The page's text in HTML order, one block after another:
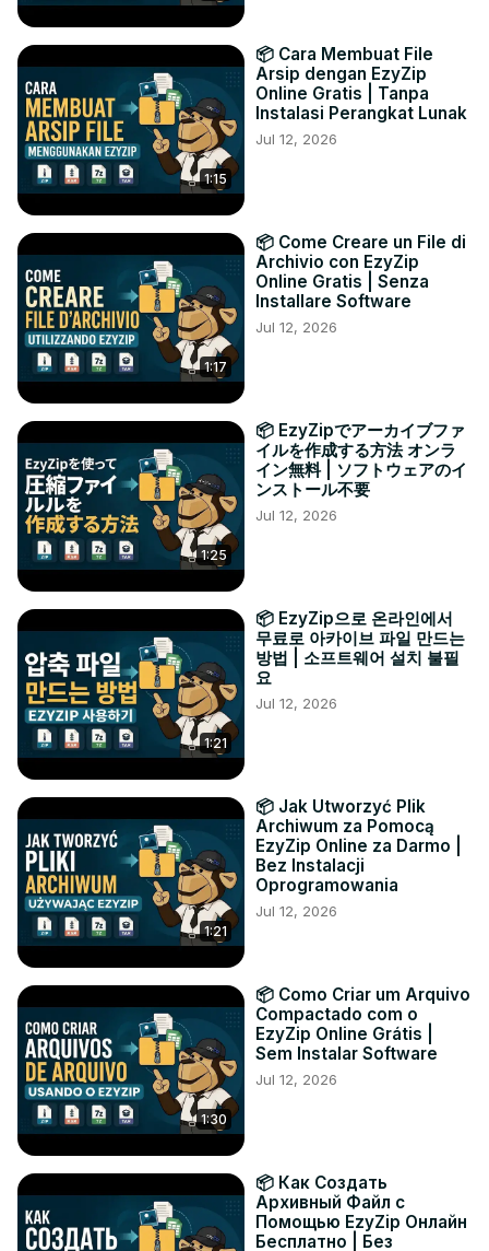
1:15
📦 Cara Membuat File
Arsip dengan EzyZip
Online Gratis | Tanpa
Instalasi Perangkat Lunak
Jul 12, 2026
1:17
📦 Come Creare un File di
Archivio con EzyZip
Online Gratis | Senza
Installare Software
Jul 12, 2026
1:25
📦 EzyZipでアーカイブファ
イルを作成する方法 オンラ
イン無料 | ソフトウェアのイ
ンストール不要
Jul 12, 2026
1:21
📦 EzyZip으로 온라인에서
무료로 아카이브 파일 만드는
방법 | 소프트웨어 설치 불필
요
Jul 12, 2026
1:21
📦 Jak Utworzyć Plik
Archiwum za Pomocą
EzyZip Online za Darmo |
Bez Instalacji
Oprogramowania
Jul 12, 2026
1:30
📦 Como Criar um Arquivo
Compactado com o
EzyZip Online Grátis |
Sem Instalar Software
Jul 12, 2026
📦 Как Создать
Архивный Файл с
Помощью EzyZip Онлайн
Бесплатно | Без